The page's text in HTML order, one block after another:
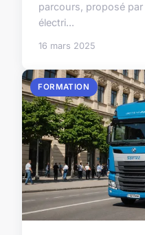
parcours, proposé
électri...
16 mars 2025
FORMATION